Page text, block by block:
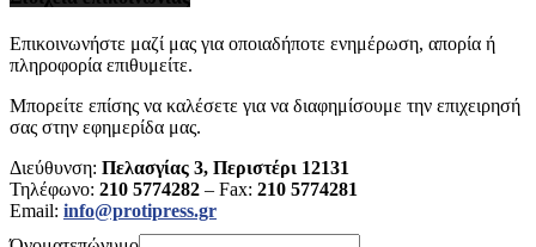
Επικοινωνήστε μαζί μας για οποιαδήποτε ενημέρωση, απορία ή
πληροφορία επιθυμείτε.
Μπορείτε επίσης να καλέσετε για να διαφημίσουμε την επιχειρησή
σας στην εφημερίδα μας.
Διεύθυνση: Πελασγίας 3, Περιστέρι 12131
Τηλέφωνο: 210 5774282 – Fax: 210 5774281
Email: info@protipress.gr